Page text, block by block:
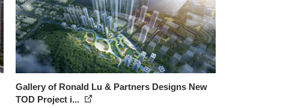
Gallery of Ronald Lu & Partners Designs New
TOD Project i...